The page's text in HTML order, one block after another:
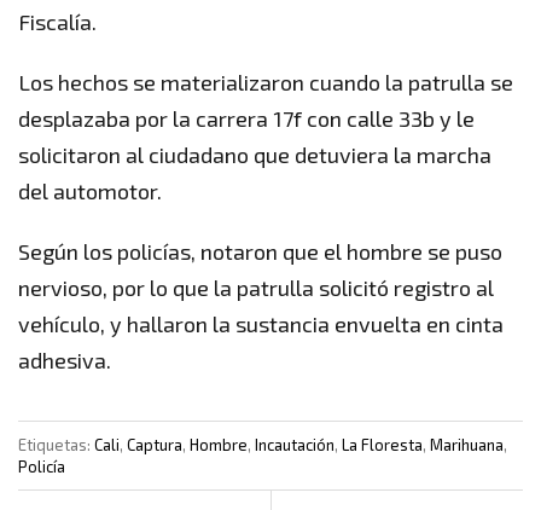
Fiscalía.
Los hechos se materializaron cuando la patrulla se
desplazaba por la carrera 17f con calle 33b y le
solicitaron al ciudadano que detuviera la marcha
del automotor.
Según los policías, notaron que el hombre se puso
nervioso, por lo que la patrulla solicitó registro al
vehículo, y hallaron la sustancia envuelta en cinta
adhesiva.
Etiquetas: Cali, Captura, Hombre, Incautación, La Floresta, Marihuana,
Policía